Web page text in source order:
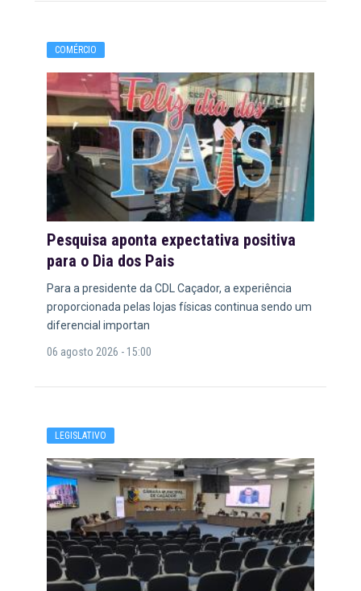
COMÉRCIO
Pesquisa aponta expectativa positiva
para o Dia dos Pais
Para a presidente da CDL Caçador, a experiência
proporcionada pelas lojas físicas continua sendo um
diferencial importan
06 agosto 2026 - 15:00
LEGISLATIVO